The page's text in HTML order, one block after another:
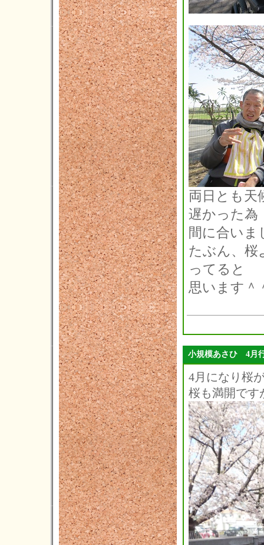
2019年01月(5)
2018年12月(2)
2018年11月(7)
2018年10月(2)
2018年09月(6)
2018年08月(3)
2018年07月(1)
2018年06月(3)
2018年05月(2)
2018年04月(3)
2018年03月(5)
2018年02月(5)
2018年01月(4)
2017年12月(2)
2017年11月(3)
2017年10月(7)
2017年09月(8)
2017年08月(5)
2017年07月(9)
2017年06月(4)
2017年05月(9)
2017年04月(5)
2017年03月(10)
2017年02月(8)
2017年01月(4)
2016年12月(6)
2016年11月(4)
両日とも天
遅かった為
間に合いま
たぶん、桜
ってると
思います＾
小規模あさひ 4月
4月になり桜
桜も満開です